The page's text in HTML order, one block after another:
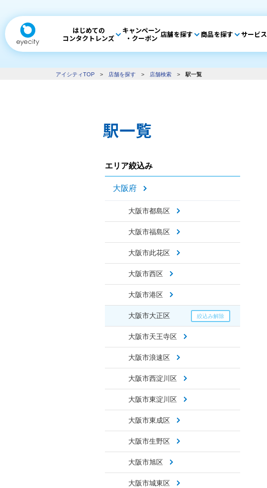
はじめての
コンタクトレンズ
キャンペーン
・クーポン 店舗を探す 商品を探す サービス
アイシティTOP > 店舗を探す > 店舗検索 > 駅一覧
駅一覧
エリア絞込み
大阪府
大阪市都島区
大阪市福島区
大阪市此花区
大阪市西区
大阪市港区
大阪市大正区
大阪市天王寺区
大阪市浪速区
大阪市西淀川区
大阪市東淀川区
大阪市東成区
大阪市生野区
大阪市旭区
大阪市城東区